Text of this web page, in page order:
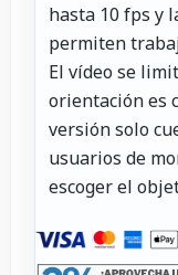
hasta 10 fps y
permiten
El vídeo se
orientación es
versión solo
usuarios de
escoger el